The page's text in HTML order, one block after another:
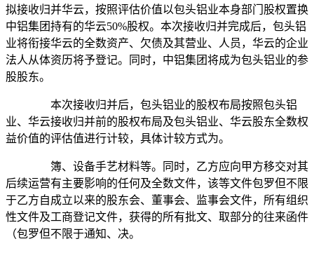
拟接收归并华云，按照评估价值以包头铝业本身部门股权置换
中铝集团持有的华云50%股权。本次接收归并完成后，包头铝
业将衔接华云的全数资产、欠债及其营业、人员，华云的企业
法人从体资历将予登记。同时，中铝集团将成为包头铝业的参
股股东。
本次接收归并后，包头铝业的股权布局按照包头铝
业、华云接收归并前的股权布局及包头铝业、华云股东全数权
益价值的评估值进行计较，具体计较方式为。
簿、设备手艺材料等。同时，乙方应向甲方移交对其
后续运营有主要影响的任何及全数文件，该等文件包罗但不限
于乙方自成立以来的股东会、董事会、监事会文件，所有组织
性文件及工商登记文件，获得的所有批文、取部分的往来函件
（包罗但不限于通知、决。